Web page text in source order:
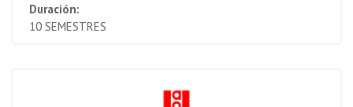
Duración:
10 SEMESTRES